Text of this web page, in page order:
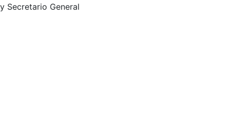
y Secretario General